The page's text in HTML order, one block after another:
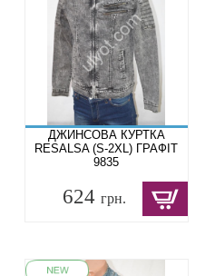
ДЖИНСОВА КУРТКА
RESALSA (S-2XL) ГРАФІТ
9835
624грн.